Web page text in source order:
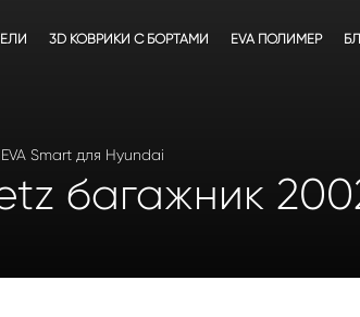
3D КОВРИКИ C БОРТАМИ EVA ПОЛИМЕР
Smart для Hyundai
багажник